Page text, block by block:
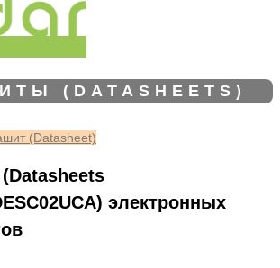
(DATASHEETS)
(Datasheet)
электронных